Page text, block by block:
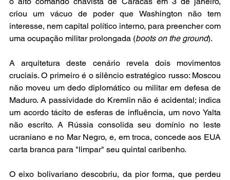
criou um vácuo de poder que Washington não tem
interesse, nem capital político interno, para preencher com
uma ocupação militar prolongada (boots on the ground).
A arquitetura deste cenário revela dois movimentos
cruciais. O primeiro é o silêncio estratégico russo: Moscou
não moveu um dedo diplomático ou militar em defesa de
Maduro. A passividade do Kremlin não é acidental; indica
um acordo tácito de esferas de influência, um novo Yalta
não escrito. A Rússia consolida seu domínio no leste
ucraniano e no Mar Negro, e, em troca, concede aos EUA
carta branca para "limpar" seu quintal caribenho.
O eixo bolivariano descobriu, da pior forma, que perdeu